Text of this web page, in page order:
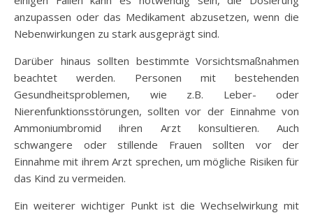
anzupassen oder das Medikament abzusetzen, wenn die
Nebenwirkungen zu stark ausgeprägt sind.
Darüber hinaus sollten bestimmte Vorsichtsmaßnahmen
beachtet werden. Personen mit bestehenden
Gesundheitsproblemen, wie z.B. Leber- oder
Nierenfunktionsstörungen, sollten vor der Einnahme von
Ammoniumbromid ihren Arzt konsultieren. Auch
schwangere oder stillende Frauen sollten vor der
Einnahme mit ihrem Arzt sprechen, um mögliche Risiken für
das Kind zu vermeiden.
Ein weiterer wichtiger Punkt ist die Wechselwirkung mit